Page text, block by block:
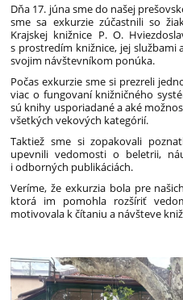
Dňa 17. júna sme do našej
sme sa exkurzie zúčastnili so
Krajskej knižnice P. O.
s prostredím knižnice, jej
svojim návštevníkom ponúka.
Počas exkurzie sme si prezreli
viac o fungovaní knižničného
sú knihy usporiadané a aké
všetkých vekových kategórií.
Taktiež sme si zopakovali
upevnili vedomosti o beletrii,
i odborných publikáciách.
Veríme, že exkurzia bola pre
ktorá im pomohla rozšíriť
motivovala k čítaniu a návšteve